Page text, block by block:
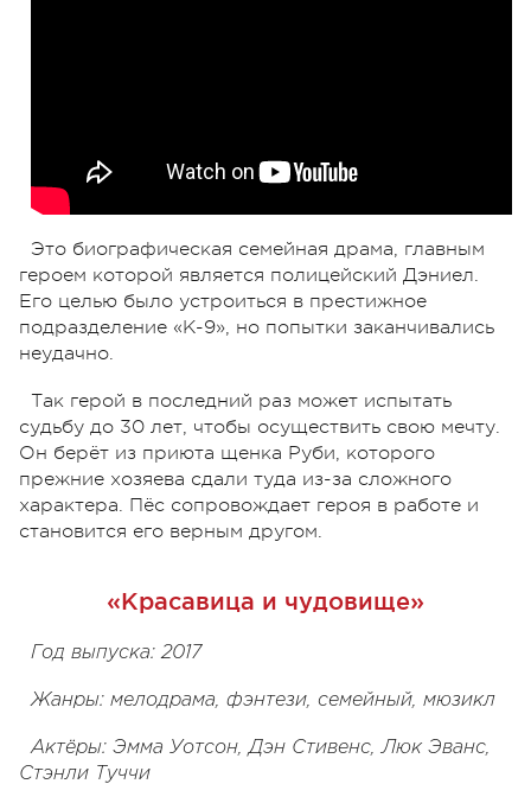
Это биографическая семейная драма, главным
героем которой является полицейский Дэниел.
Его целью было устроиться в престижное
подразделение «К-9», но попытки заканчивались
неудачно.
Так герой в последний раз может испытать
судьбу до 30 лет, чтобы осуществить свою мечту.
Он берёт из приюта щенка Руби, которого
прежние хозяева сдали туда из-за сложного
характера. Пёс сопровождает героя в работе и
становится его верным другом.
«Красавица и чудовище»
Год выпуска: 2017
Жанры: мелодрама, фэнтези, семейный, мюзикл
Актёры: Эмма Уотсон, Дэн Стивенс, Люк Эванс,
Стэнли Туччи